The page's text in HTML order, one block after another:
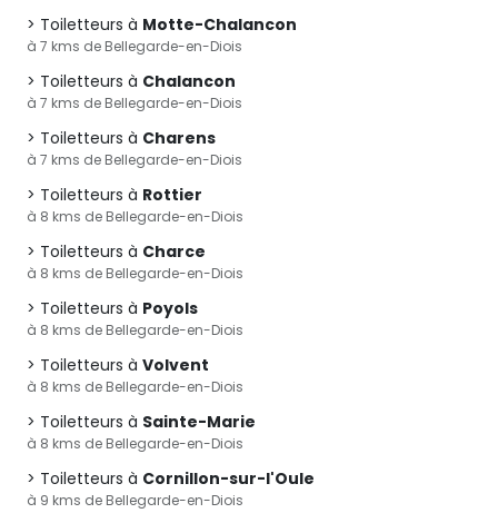
Toiletteurs à Motte-Chalancon
à 7 kms de Bellegarde-en-Diois
Toiletteurs à Chalancon
à 7 kms de Bellegarde-en-Diois
Toiletteurs à Charens
à 7 kms de Bellegarde-en-Diois
Toiletteurs à Rottier
à 8 kms de Bellegarde-en-Diois
Toiletteurs à Charce
à 8 kms de Bellegarde-en-Diois
Toiletteurs à Poyols
à 8 kms de Bellegarde-en-Diois
Toiletteurs à Volvent
à 8 kms de Bellegarde-en-Diois
Toiletteurs à Sainte-Marie
à 8 kms de Bellegarde-en-Diois
Toiletteurs à Cornillon-sur-l'Oule
à 9 kms de Bellegarde-en-Diois